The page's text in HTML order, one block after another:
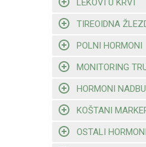
LEKOVI U KRVI
TIREOIDNA
POLNI HORMONI
MONITORING
HORMONI
KOŠTANI
OSTALI